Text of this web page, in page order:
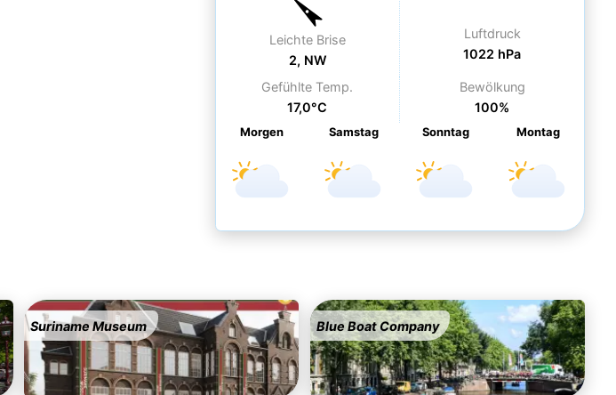
Leichte Brise
2, NW
Luftdruck
1022 hPa
Gefühlte Temp.
17,0°C
Bewölkung
100%
Morgen Samstag Sonntag Montag
Suriname Museum Blue Boat Company